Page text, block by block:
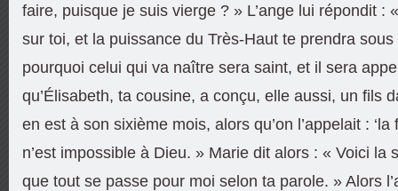
faire, puisque je suis vierge ? » L’ange lui répondit :
sur toi, et la puissance du Très-Haut te prendra sous
pourquoi celui qui va naître sera saint, et il sera
qu’Élisabeth, ta cousine, a conçu, elle aussi, un fils
en est à son sixième mois, alors qu’on l’appelait :
n’est impossible à Dieu. » Marie dit alors : « Voici la
que tout se passe pour moi selon ta parole. » Alors